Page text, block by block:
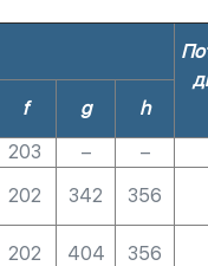
f g
h
203 – –
202 342 356
202 404 356